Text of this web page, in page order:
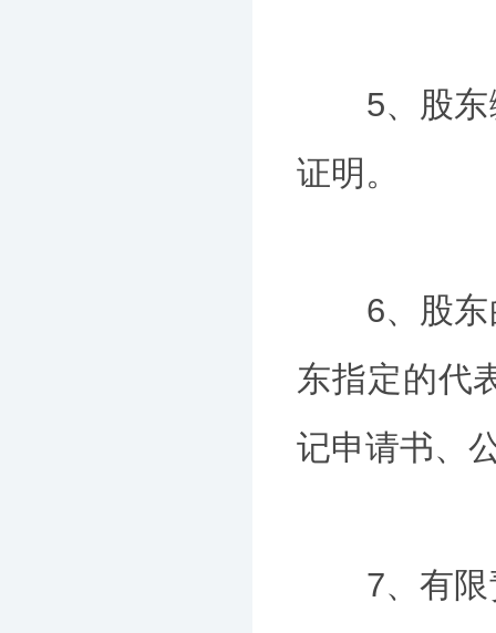
5、股东缴
证明。
6、股东的
东指定的代
记申请书、
7、有限责